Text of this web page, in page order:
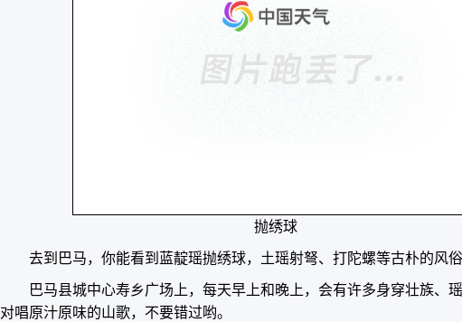
抛绣球
去到巴马，你能看到蓝靛瑶抛绣球，土瑶射弩、打陀螺等古朴的风俗
巴马县城中心寿乡广场上，每天早上和晚上，会有许多身穿壮族、
对唱原汁原味的山歌，不要错过哟。